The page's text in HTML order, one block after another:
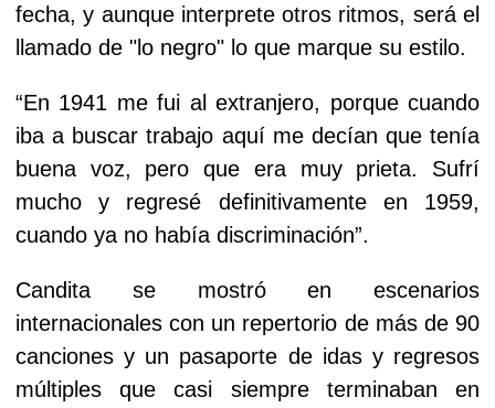
fecha, y aunque interprete otros ritmos, será el
llamado de "lo negro" lo que marque su estilo.
“En 1941 me fui al extranjero, porque cuando
iba a buscar trabajo aquí me decían que tenía
buena voz, pero que era muy prieta. Sufrí
mucho y regresé definitivamente en 1959,
cuando ya no había discriminación”.
Candita se mostró en escenarios
internacionales con un repertorio de más de 90
canciones y un pasaporte de idas y regresos
múltiples que casi siempre terminaban en